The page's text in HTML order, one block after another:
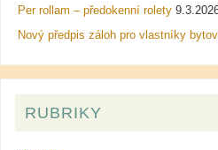
Per rollam – předokenní rolety
Nový předpis záloh pro vlastníky
RUBRIKY